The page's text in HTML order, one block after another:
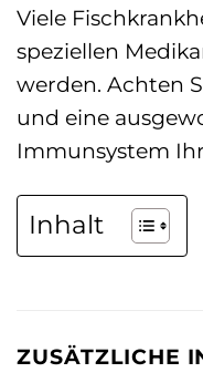
Viele
speziellen
werden. Achten
und eine
Immunsystem
Inhalt
ZUSÄTZLICHE